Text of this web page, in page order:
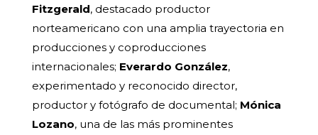
Fitzgerald, destacado productor
norteamericano con una amplia trayectoria en
producciones y coproducciones
internacionales; Everardo González,
experimentado y reconocido director,
productor y fotógrafo de documental; Mónica
Lozano, una de las más prominentes